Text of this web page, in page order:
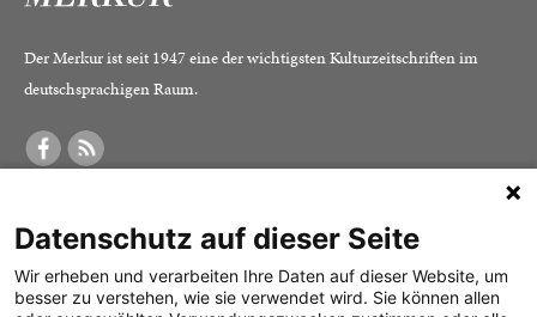
Der Merkur ist seit 1947 eine der wichtigsten Kulturzeitschriften im
deutschsprachigen Raum.
Was ist der Merkur?
Herausgeber /
Redaktion
Alle Abos im Überblick
Print-Abo
Impressum
Datenschutz
Datenschutz auf dieser Seite
Wir erheben und verarbeiten Ihre Daten auf dieser Website, um
besser zu verstehen, wie sie verwendet wird. Sie können allen